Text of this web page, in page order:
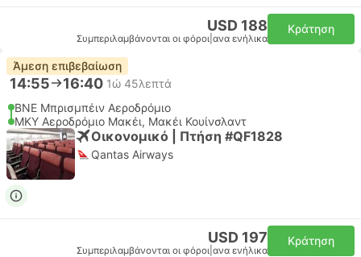
USD 188
Συμπεριλαμβάνονται οι φόροι ανα ενήλικα
Κράτηση
Άμεση επιβεβαίωση
14:55 16:40 1ώ 45λεπτά
BNE Μπρισμπέιν Αεροδρόμιο
MKY Αεροδρόμιο Μακέι, Μακέι Κουίνσλαντ
Οικονομικό | Πτήση #QF1828
Qantas Airways
USD 197
Συμπεριλαμβάνονται οι φόροι ανα ενήλικα
Κράτηση